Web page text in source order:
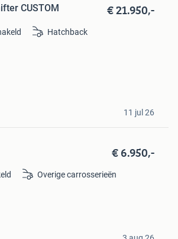
CUSTOM € 21.950,-
Hatchback
11 jul 26
€ 6.950,-
Overige carrosserieën